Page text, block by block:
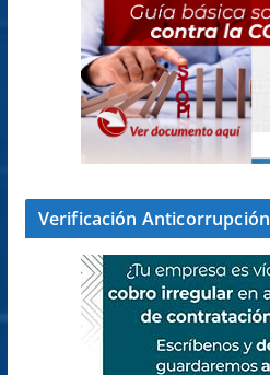
Verificación Anticorrupción